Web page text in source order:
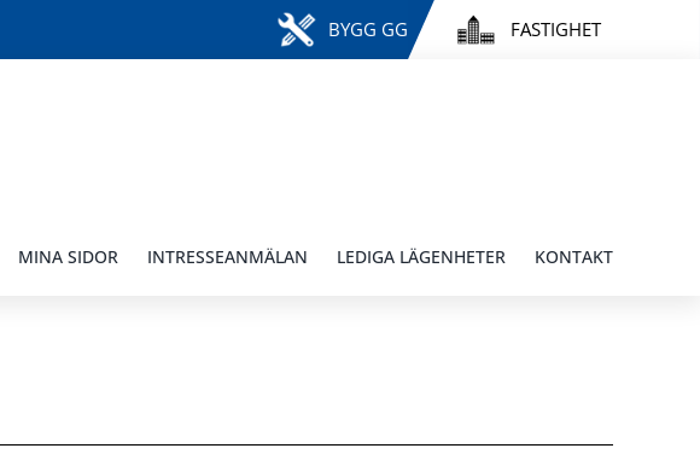
BYGG GG FASTIGHET
MINA SIDOR INTRESSEANMÄLAN LEDIGA LÄGENHETER KONTAKT